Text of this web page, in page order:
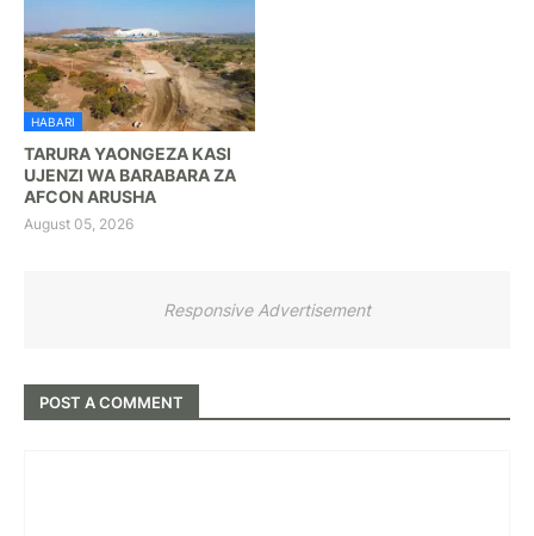
HABARI
TARURA YAONGEZA KASI
UJENZI WA BARABARA ZA
AFCON ARUSHA
August 05, 2026
Responsive Advertisement
POST A COMMENT